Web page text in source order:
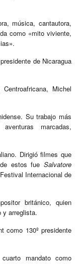
música, cantautora,
como «mito viviente,
de Nicaragua
Michel
Su trabajo más
marcadas,
Dirigió filmes que
estos fue Salvatore
Internacional de
británico, quien
y arreglista.
como 130º presidente
mandato como